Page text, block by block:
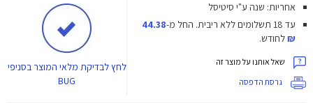
אחריות: שנה ע"י סיטיסל
עד 18 תשלומים ללא ריבית.
החל מ-44.38
₪לחודש.
שאל אותנו על מוצר זה
גרסת הדפסה
לחץלבדיקת מלאי המוצר בסניפי
BUG